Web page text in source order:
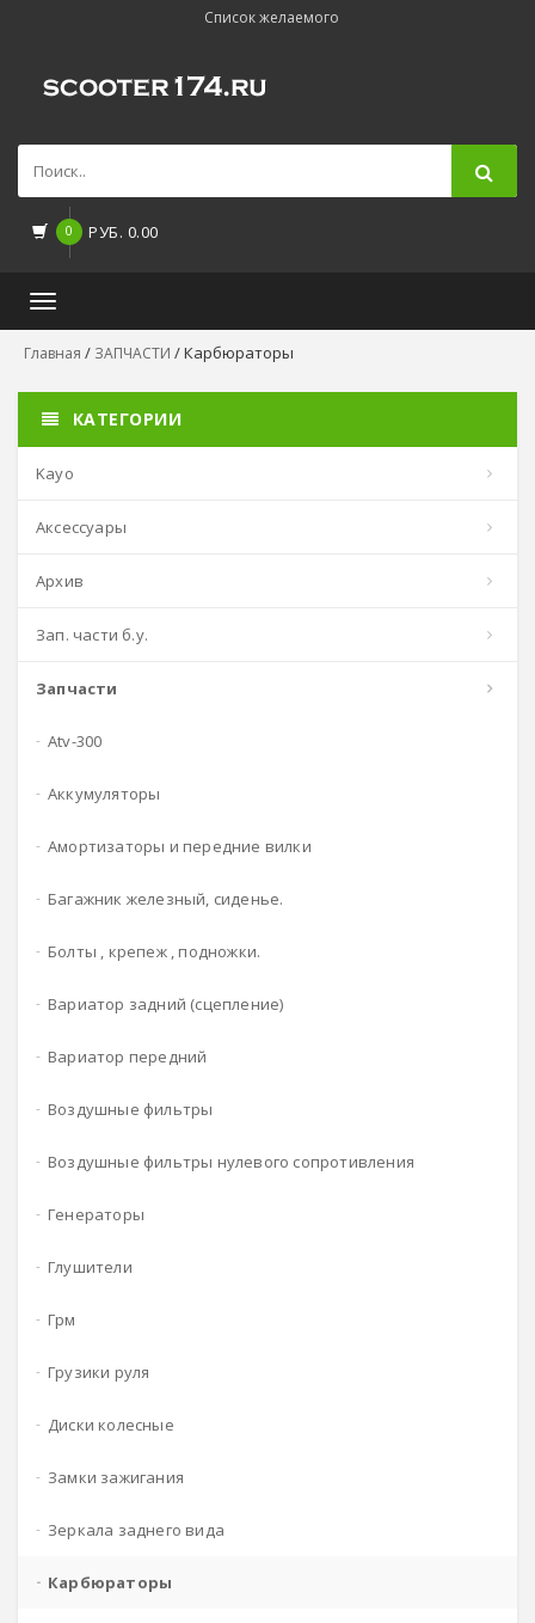
Список желаемого
0 РУБ. 0.00
Toggle
Главная / ЗАПЧАСТИ / Карбюраторы
КАТЕГОРИИ
kayo
аксессуары
архив
зап. части б.у.
запчасти
atv-300
аккумуляторы
амортизаторы и передние вилки
багажник железный, сиденье.
болты , крепеж , подножки.
вариатор задний (сцепление)
вариатор передний
воздушные фильтры
воздушные фильтры нулевого сопротивления
генераторы
глушители
грм
грузики руля
диски колесные
замки зажигания
зеркала заднего вида
карбюраторы